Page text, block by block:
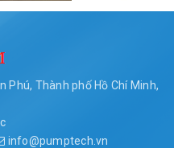
Phú, Thành phố Hồ Chí Minh,
info@pumptech.vn